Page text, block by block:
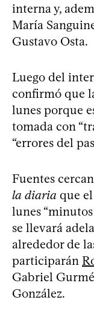
interna y,
María
Gustavo Osta.
Luego del
confirmó que
lunes porque
tomada con
“errores del
Fuentes
la diaria que
lunes
se llevará
alrededor de
participarán
Gabriel
González.